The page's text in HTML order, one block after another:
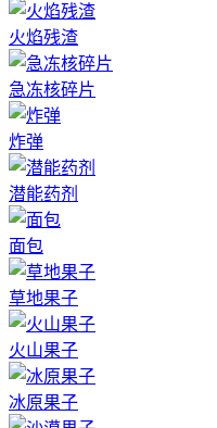
火焰残渣
急冻核碎片
炸弹
潜能药剂
面包
草地果子
火山果子
冰原果子